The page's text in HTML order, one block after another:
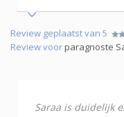
Review geplaatst van 5
Review voorparagnoste
Saraa is duidelijk